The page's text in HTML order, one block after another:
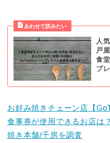
人
戸
食
プ
お好み焼きチェーン店【
食事券が使用できるお店は
焼き本舗/千房を調査